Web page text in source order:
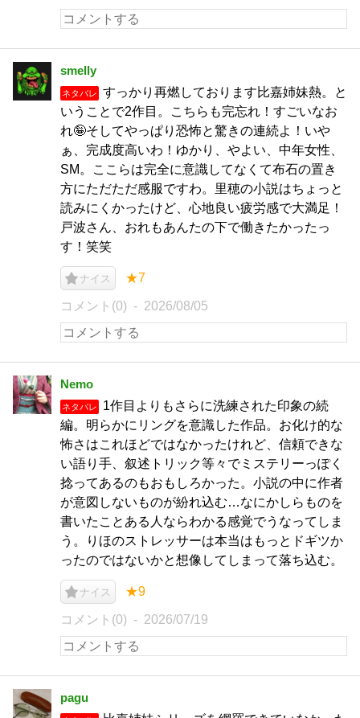
smelly
ネタバレ
すっかり再燃しております比嘉姉妹熱。と
いうことで2作目。こちらも完忘れ！すごいなお
れ🤪そしてやっぱり恐怖と驚きの連続よ！いや
ぁ、完成度高いわ！ゆかり、やよい、中年女性、
SM。ここらは完全に意識してなくて布石の置き
方にただただ感服ですわ。里穂の小説はちょっと
読みにくかったけど、心地良い疲労感で大満足！
戸波さん、おれもあんたの下で働きたかったっ
す！笑笑
ナイス ★7
コメント(0) 2026/08/05
Nemo
ネタバレ
1作目よりもさらに洗練された印象の続
編。明らかにリングを意識した作品。お化け的な
怖さはこれほどではなかったけれど、信頼できな
い語り手、叙述トリック等々でミステリーっぽく
捻ってあるのもおもしろかった。小説の中に作者
が意図しないものが紛れ込む…なにかしらものを
書いたことある人ならわかる感覚でうなってしま
う。りほのストレッサーは本当はもっとドギツか
ったのではないかと想像してしまって落ち込む。
ナイス ★9
コメント(0) 2026/07/19
pagu